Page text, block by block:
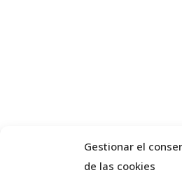
Gestionar el
de las cookies